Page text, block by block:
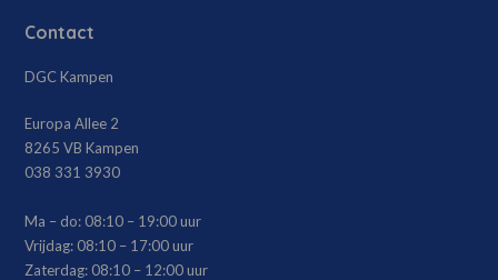
Contact
DGC Kampen
Europa Allee 2
8265 VB Kampen
038 331 3930
Ma – do: 08:10 – 19:00 uur
Vrijdag: 08:10 – 17:00 uur
Zaterdag: 08:10 – 12:00 uur